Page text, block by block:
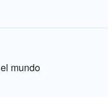
mundo